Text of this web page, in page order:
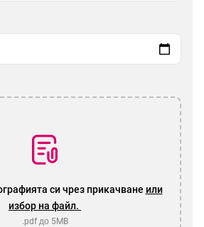
си чрез прикачване или
избор на файл.
.pdf до 5MB